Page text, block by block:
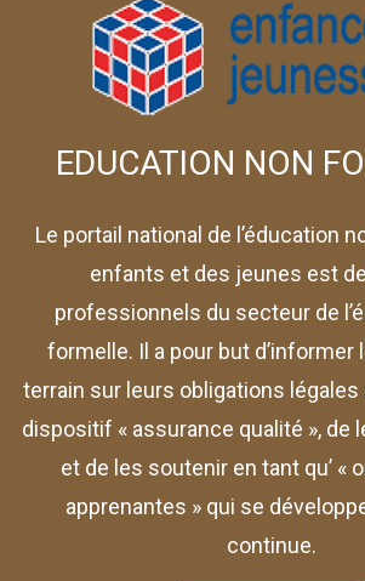
EDUCATION NON
Le portail national de l’éducation
enfants et des jeunes est
professionnels du secteur de
formelle. Il a pour but d’informer
terrain sur leurs obligations légales
dispositif « assurance qualité », de
et de les soutenir en tant qu’ «
apprenantes » qui se
continue.